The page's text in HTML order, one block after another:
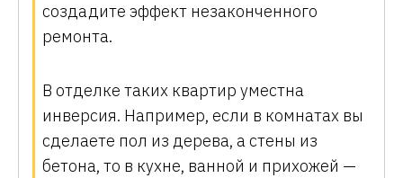
создадите эффект незаконченного
ремонта.
В отделке таких квартир уместна
инверсия. Например, если в комнатах вы
сделаете пол из дерева, а стены из
бетона, то в кухне, ванной и прихожей —